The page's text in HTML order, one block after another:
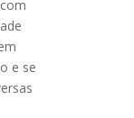
e se